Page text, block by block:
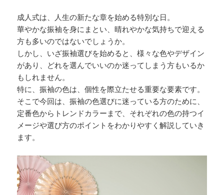
成人式は、人生の新たな章を始める特別な日。
華やかな振袖を身にまとい、晴れやかな気持ちで迎える
方も多いのではないでしょうか。
しかし、いざ振袖選びを始めると、様々な色やデザイン
があり、どれを選んでいいのか迷ってしまう方もいるか
もしれません。
特に、振袖の色は、個性を際立たせる重要な要素です。
そこで今回は、振袖の色選びに迷っている方のために、
定番色からトレンドカラーまで、それぞれの色の持つイ
メージや選び方のポイントをわかりやすく解説していき
ます。